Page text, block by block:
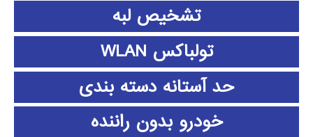
تشخیص لبه
تولباکس WLAN
حد آستانه دسته بندی
خودرو بدون راننده